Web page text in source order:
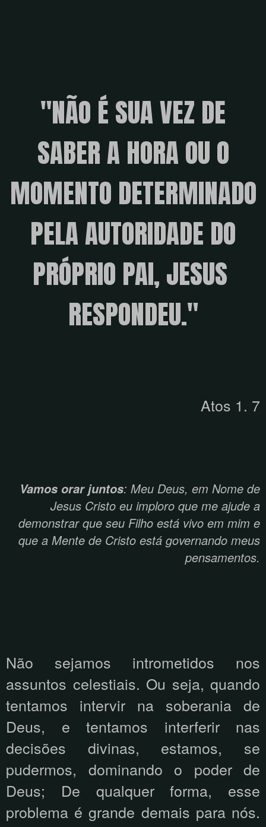
"NÃO É SUA VEZ DE
SABER A HORA OU O
MOMENTO DETERMINADO
PELA AUTORIDADE DO
PRÓPRIO PAI, JESUS ​​
RESPONDEU."
Atos 1. 7
Vamos orar juntos: Meu Deus, em Nome de
Jesus Cristo eu imploro que me ajude a
demonstrar que seu Filho está vivo em mim e
que a Mente de Cristo está governando meus
pensamentos.
Não sejamos intrometidos nos
assuntos celestiais. Ou seja, quando
tentamos intervir na soberania de
Deus, e tentamos interferir nas
decisões divinas, estamos, se
pudermos, dominando o poder de
Deus; De qualquer forma, esse
problema é grande demais para nós.